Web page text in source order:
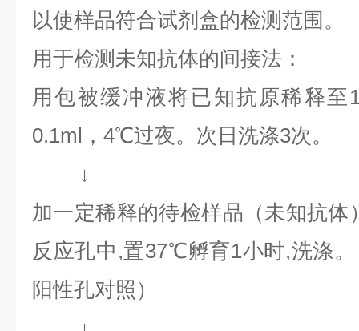
以使样品符合试剂盒的检测范围。
用于检测未知抗体的间接法：
用包被缓冲液将已知抗原稀释至
0.1ml，4℃过夜。次日洗涤3次。
↓
加一定稀释的待检样品（未知抗体
反应孔中,置37℃孵育1小时,洗涤
阳性孔对照）